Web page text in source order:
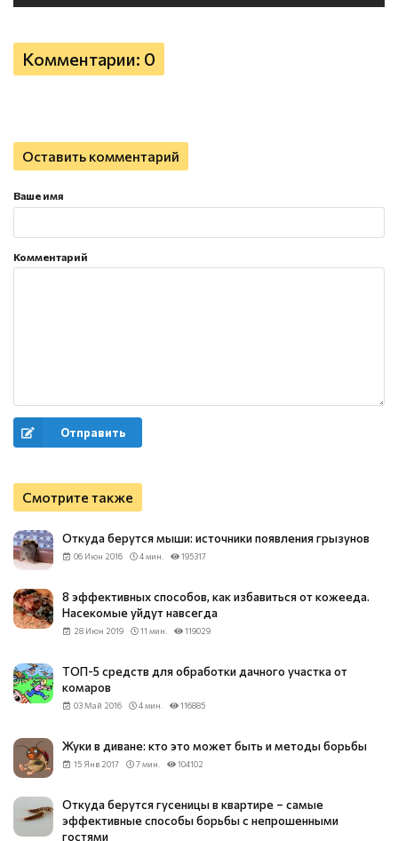
Комментарии: 0
Оставить комментарий
Ваше имя
Комментарий
Отправить
Смотрите также
Откуда берутся мыши: источники появления грызунов
06 Июн 2016 4 мин. 195317
8 эффективных способов, как избавиться от кожееда.
Насекомые уйдут навсегда
28 Июн 2019 11 мин. 119029
ТОП-5 средств для обработки дачного участка от
комаров
03 Май 2016 4 мин. 116885
Жуки в диване: кто это может быть и методы борьбы
15 Янв 2017 7 мин. 104102
Откуда берутся гусеницы в квартире – самые
эффективные способы борьбы с непрошенными
гостями